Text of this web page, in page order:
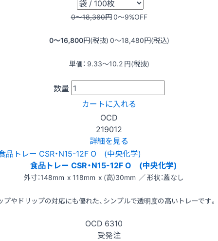
0〜18,360円0〜9%OFF
0〜16,800円(税抜) 0〜18,480円(税込)
単価： 9.33〜10.2 円(税抜)
数量
カートに入れる
OCD
219012
詳細を見る
食品トレー CSR・N15-12F O (中央化学)
外寸：148mm x 118mm x (高)30mm ／ 形状：蓋なし
プやドリップの対応にも優れた、シンプルで透明度の高いトレーです。
OCD 6310
受発注